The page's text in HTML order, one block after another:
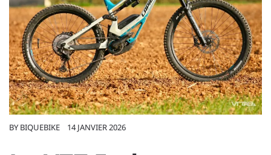
BY BIQUEBIKE 14 JANVIER 2026